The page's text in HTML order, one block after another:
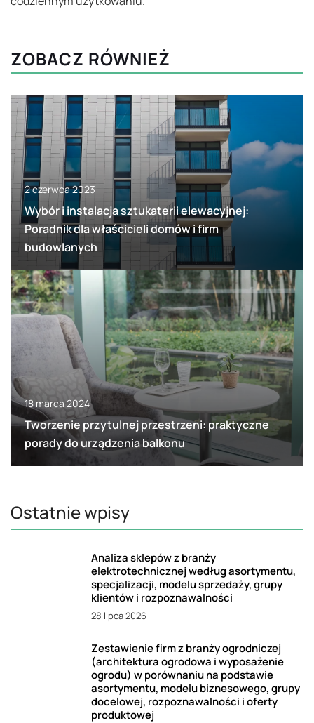
ZOBACZ RÓWNIEŻ
2 czerwca 2023
Wybór i instalacja sztukaterii elewacyjnej:
Poradnik dla właścicieli domów i firm
budowlanych
18 marca 2024
Tworzenie przytulnej przestrzeni: praktyczne
porady do urządzenia balkonu
Ostatnie wpisy
Analiza sklepów z branży
elektrotechnicznej według asortymentu,
specjalizacji, modelu sprzedaży, grupy
klientów i rozpoznawalności
28 lipca 2026
Zestawienie firm z branży ogrodniczej
(architektura ogrodowa i wyposażenie
ogrodu) w porównaniu na podstawie
asortymentu, modelu biznesowego, grupy
docelowej, rozpoznawalności i oferty
produktowej